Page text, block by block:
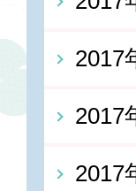
2017
2017
2017